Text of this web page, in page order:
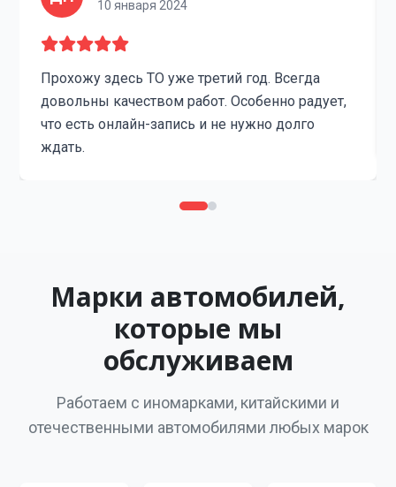
10 января 2024
Прохожу здесь ТО уже третий год. Всегда
довольны качеством работ. Особенно радует,
что есть онлайн-запись и не нужно долго
ждать.
Марки автомобилей,
которые мы
обслуживаем
Работаем с иномарками, китайскими и
отечественными автомобилями любых марок